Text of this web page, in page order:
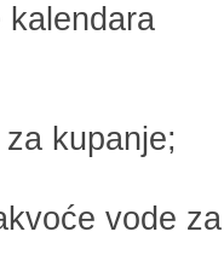
kalendara
kupanje;
vode za